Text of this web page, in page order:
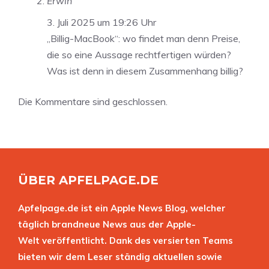
3. Juli 2025 um 19:26 Uhr
„Billig-MacBook“: wo findet man denn Preise,
die so eine Aussage rechtfertigen würden?
Was ist denn in diesem Zusammenhang billig?
Die Kommentare sind geschlossen.
ÜBER APFELPAGE.DE
Apfelpage.de ist ein Apple News Blog, welcher
täglich brandneue News aus der Apple-
Welt veröffentlicht. Dank des versierten Teams
bieten wir dem Leser ständig aktuellen sowie